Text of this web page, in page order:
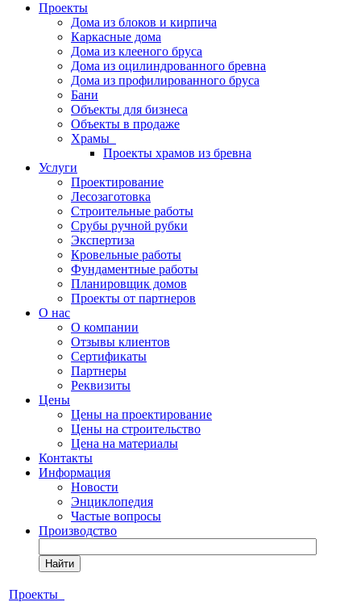
Проекты
Дома из блоков и кирпича
Каркасные дома
Дома из клееного бруса
Дома из оцилиндрованного бревна
Дома из профилированного бруса
Бани
Объекты для бизнеса
Объекты в продаже
Храмы
Проекты храмов из бревна
Услуги
Проектирование
Лесозаготовка
Строительные работы
Срубы ручной рубки
Экспертиза
Кровельные работы
Фундаментные работы
Планировщик домов
Проекты от партнеров
О нас
О компании
Отзывы клиентов
Сертификаты
Партнеры
Реквизиты
Цены
Цены на проектирование
Цены на строительство
Цена на материалы
Контакты
Информация
Новости
Энциклопедия
Частые вопросы
Производство
Найти
Проекты